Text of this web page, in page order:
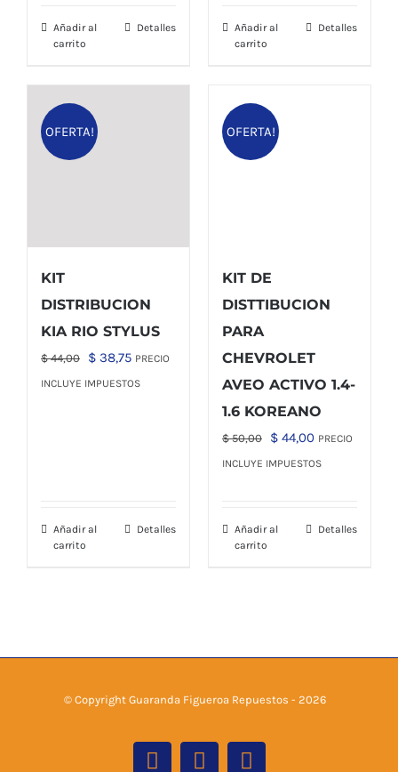
Añadir al
carrito
Detalles
$ 38,00. $ 33,45.
Añadir al
carrito
Detalles
OFERTA!
KIT
DISTRIBUCION
KIA RIO STYLUS
$44,00
El
precio
$ 38,75El
precio
PRECIO
INCLUYE IMPUESTOS
Añadir al
carrito
Detalles
OFERTA!
KIT DE
DISTTIBUCION
PARA
CHEVROLET
AVEO ACTIVO 1.4-
1.6 KOREANO
$50,00
El
precio
$ 50,00.
$ 44,00El
precio
$ 44,00.
PRECIO
INCLUYE IMPUESTOS
Añadir al
carrito
Detalles
© Copyright Guaranda Figueroa Repuestos - 2026